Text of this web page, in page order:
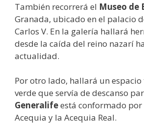
También recorrerá el Museo de
Granada, ubicado en el palacio
Carlos V. En la galería hallará
desde la caída del reino nazarí
actualidad.
Por otro lado, hallará un
verde que servía de descanso
Generalifeestá conformado por
Acequia y la Acequia Real.